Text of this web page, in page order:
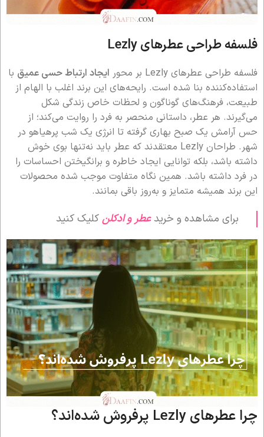
فلسفه طراحی عطرهای Lezly
فلسفه طراحی عطرهای Lezly بر محور ایجاد ارتباط حسی عمیق با
استفاده‌کننده بنا شده است. رایحه‌های این برند اغلب با الهام از
طبیعت، فرهنگ‌های گوناگون و لحظات خاص زندگی شکل
می‌گیرند. هر عطر، داستانی منحصر به فرد را روایت می‌کند؛ از
حس آرامش یک صبح بهاری گرفته تا انرژی یک شب پرهیاهو در
شهر. طراحان Lezly معتقدند که عطر باید نه‌تنها بوی خوش
داشته باشد، بلکه توانایی ایجاد خاطره و برانگیختن احساسات را
در فرد داشته باشد. همین نگاه متفاوت موجب شده محصولات
این برند همیشه متمایز و به‌روز باقی بمانند.
برای مشاهده و خریدعطر و ادکلنکلیک کنید
چرا عطرهای Lezly پرفروش شده‌اند؟